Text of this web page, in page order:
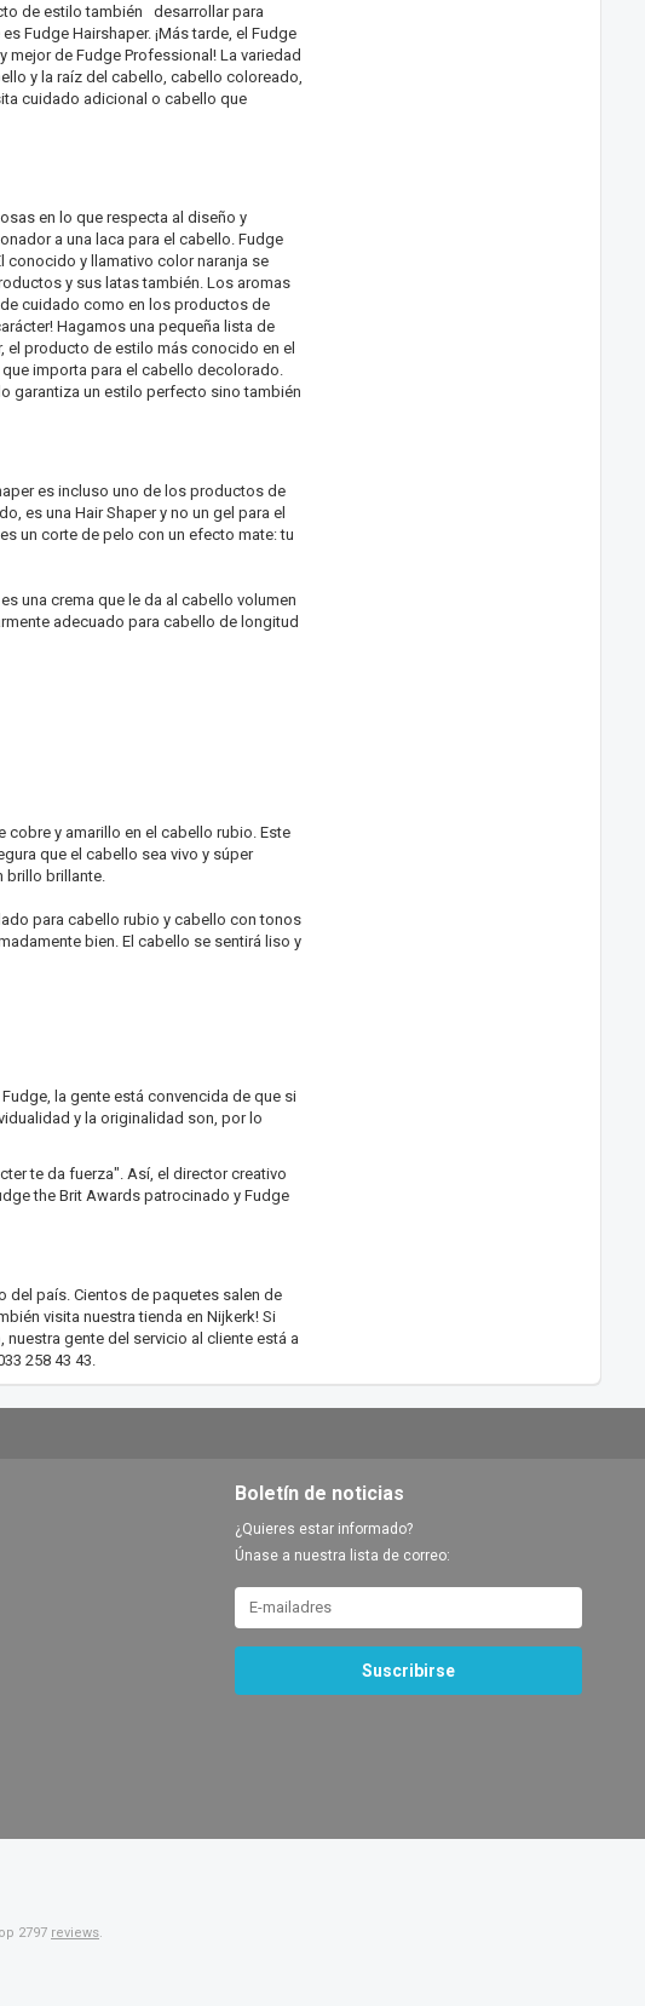
de estilo también
desarrollar para
Fudge Hairshaper. ¡Más tarde, el Fudge
de Fudge Professional! La variedad
y la raíz del cabello, cabello coloreado,
cuidado adicional o cabello que
en lo que respecta al diseño y
a una laca para el cabello. Fudge
conocido y llamativo color naranja se
y sus latas también. Los aromas
cuidado como en los productos de
Hagamos una pequeña lista de
el producto de estilo más conocido en el
importa para el cabello decolorado.
garantiza un estilo perfecto sino también
es incluso uno de los productos de
es una Hair Shaper y no un gel para el
un corte de pelo con un efecto mate: tu
una crema que le da al cabello volumen
adecuado para cabello de longitud
y amarillo en el cabello rubio. Este
que el cabello sea vivo y súper
brillo brillante.
para cabello rubio y cabello con tonos
bien. El cabello se sentirá liso y
la gente está convencida de que si
y la originalidad son, por lo
te da fuerza". Así, el director creativo
the Brit Awards patrocinado y Fudge
país. Cientos de paquetes salen de
visita nuestra tienda en Nijkerk! Si
gente del servicio al cliente está a
258 43 43.
Boletín de noticias
¿Quieres estar informado?
Únase a nuestra lista de correo:
Suscribirse
2797 reviews.